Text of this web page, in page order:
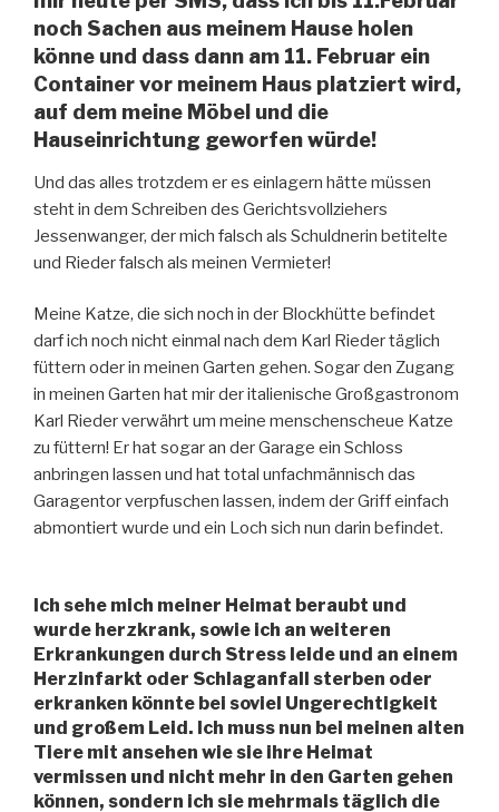
noch Sachen aus meinem Hause holen
könne und dass dann am 11. Februar ein
Container vor meinem Haus platziert wird,
auf dem meine Möbel und die
Hauseinrichtung geworfen würde!
Und das alles trotzdem er es einlagern hätte müssen
steht in dem Schreiben des Gerichtsvollziehers
Jessenwanger, der mich falsch als Schuldnerin betitelte
und Rieder falsch als meinen Vermieter!
Meine Katze, die sich noch in der Blockhütte befindet
darf ich noch nicht einmal nach dem Karl Rieder täglich
füttern oder in meinen Garten gehen. Sogar den Zugang
in meinen Garten hat mir der italienische Großgastronom
Karl Rieder verwährt um meine menschenscheue Katze
zu füttern! Er hat sogar an der Garage ein Schloss
anbringen lassen und hat total unfachmännisch das
Garagentor verpfuschen lassen, indem der Griff einfach
abmontiert wurde und ein Loch sich nun darin befindet.
Ich sehe mich meiner Heimat beraubt und
wurde herzkrank, sowie ich an weiteren
Erkrankungen durch Stress leide und an einem
Herzinfarkt oder Schlaganfall sterben oder
erkranken könnte bei soviel Ungerechtigkeit
und großem Leid. Ich muss nun bei meinen alten
Tiere mit ansehen wie sie ihre Heimat
vermissen und nicht mehr in den Garten gehen
können, sondern ich sie mehrmals täglich die